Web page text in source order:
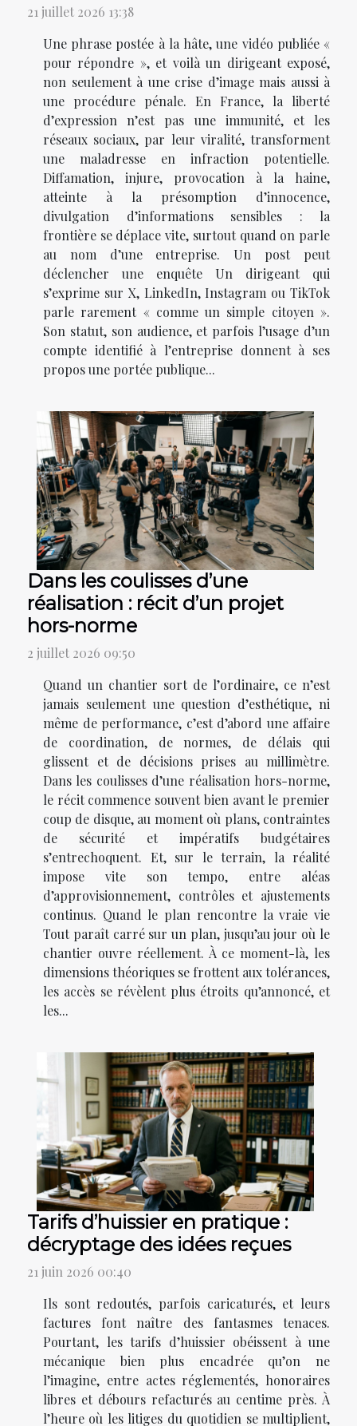
21 juillet 2026 13:38
Une phrase postée à la hâte, une vidéo publiée «
pour répondre », et voilà un dirigeant exposé,
non seulement à une crise d’image mais aussi à
une procédure pénale. En France, la liberté
d’expression n’est pas une immunité, et les
réseaux sociaux, par leur viralité, transforment
une maladresse en infraction potentielle.
Diffamation, injure, provocation à la haine,
atteinte à la présomption d’innocence,
divulgation d’informations sensibles : la
frontière se déplace vite, surtout quand on parle
au nom d’une entreprise. Un post peut
déclencher une enquête Un dirigeant qui
s’exprime sur X, LinkedIn, Instagram ou TikTok
parle rarement « comme un simple citoyen ».
Son statut, son audience, et parfois l’usage d’un
compte identifié à l’entreprise donnent à ses
propos une portée publique...
Dans les coulisses d’une
réalisation : récit d’un projet
hors-norme
2 juillet 2026 09:50
Quand un chantier sort de l’ordinaire, ce n’est
jamais seulement une question d’esthétique, ni
même de performance, c’est d’abord une affaire
de coordination, de normes, de délais qui
glissent et de décisions prises au millimètre.
Dans les coulisses d’une réalisation hors-norme,
le récit commence souvent bien avant le premier
coup de disque, au moment où plans, contraintes
de sécurité et impératifs budgétaires
s’entrechoquent. Et, sur le terrain, la réalité
impose vite son tempo, entre aléas
d’approvisionnement, contrôles et ajustements
continus. Quand le plan rencontre la vraie vie
Tout paraît carré sur un plan, jusqu’au jour où le
chantier ouvre réellement. À ce moment-là, les
dimensions théoriques se frottent aux tolérances,
les accès se révèlent plus étroits qu’annoncé, et
les...
Tarifs d’huissier en pratique :
décryptage des idées reçues
21 juin 2026 00:40
Ils sont redoutés, parfois caricaturés, et leurs
factures font naître des fantasmes tenaces.
Pourtant, les tarifs d’huissier obéissent à une
mécanique bien plus encadrée qu’on ne
l’imagine, entre actes réglementés, honoraires
libres et débours refacturés au centime près. À
l’heure où les litiges du quotidien se multiplient,